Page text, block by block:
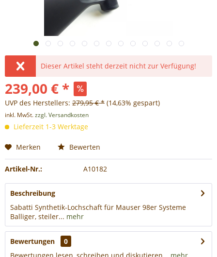
Dieser Artikel steht derzeit nicht zur Verfügung!
239,00 € *
UVP des Herstellers: 279,95 € * (14,63% gespart)
inkl. MwSt.zzgl. Versandkosten
Lieferzeit 1-3 Werktage
Merken Bewerten
Artikel-Nr.: A10182
Beschreibung
Sabatti Synthetik-Lochschaft für Mauser 98er Systeme
Balliger, steiler... mehr
Bewertungen
0